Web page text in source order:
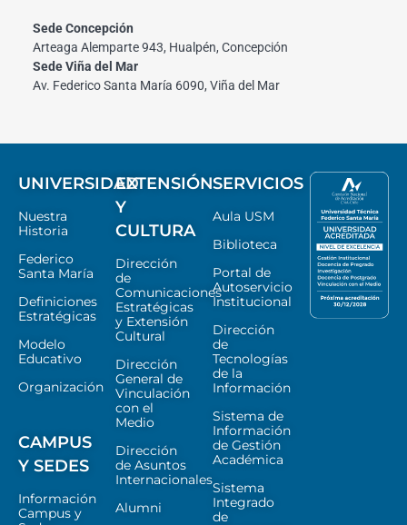
Sede Concepción
Arteaga Alemparte 943, Hualpén, Concepción
Sede Viña del Mar
Av. Federico Santa María 6090, Viña del Mar
UNIVERSIDAD
Nuestra
Historia
Federico
Santa María
Definiciones
Estratégicas
Modelo
Educativo
Organización
CAMPUS
Y SEDES
Información
Campus y
EXTENSIÓN
Y
CULTURA
Dirección
de
Comunicaciones
Estratégicas
y Extensión
Cultural
Dirección
General de
Vinculación
con el
Medio
Dirección
de Asuntos
Internacionales
Alumni
SERVICIOS
Aula USM
Biblioteca
Portal de
Autoservicio
Institucional
Dirección
de
Tecnologías
de la
Información
Sistema de
Información
de Gestión
Académica
Sistema
Integrado
de